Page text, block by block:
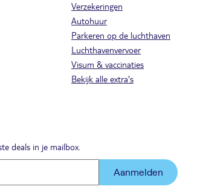
Verzekeringen
Autohuur
Parkeren op de luchthaven
Luchthavenvervoer
Visum & vaccinaties
Bekijk alle extra's
deals in je mailbox.
Aanmelden